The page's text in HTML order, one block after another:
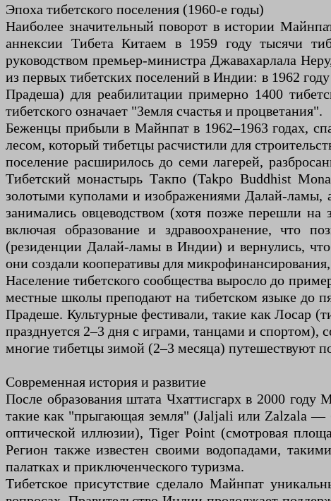
Эпоха тибетского поселения (1960-е годы)
Наиболее значительный поворот в истории
аннексии Тибета Китаем в 1959 году тысячи
руководством премьер-министра Джавахарлала
из первых тибетских поселений в Индии: в 1962
Прадеша) для реабилитации примерно 1400
тибетского означает "Земля счастья и процветания".
Беженцы прибыли в Майнпат в 1962–1963 годах,
лесом, который тибетцы расчистили для
поселение расширилось до семи лагерей,
Тибетский монастырь Такпо (Takpo Buddhist
золотыми куполами и изображениями Далай-ламы,
занимались овцеводством (хотя позже перешли
включая образование и здравоохранение, что
(резиденции Далай-ламы в Индии) и вернулись,
они создали кооперативы для
Население тибетского сообщества выросло до
местные школы преподают на тибетском языке до
Прадеше. Культурные фестивали, такие как Лосар
празднуется 2–3 дня с играми, танцами и
многие тибетцы зимой (2–3 месяца) путешествуют
Современная история и развитие
После образования штата Чхаттисгарх в 2000 году
такие как "прыгающая земля" (Jaljali или Zalzala —
оптической иллюзии), Tiger Point (смотровая
Регион также известен своими водопадами,
палатках и приключенческого туризма.
Тибетское присутствие сделало Майнпат